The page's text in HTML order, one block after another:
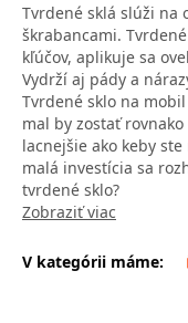
Tvrdené sklá slúži na
škrabancami.
kľúčov, aplikuje sa
Vydrží aj pády a
Tvrdené sklo na
mal by zostať
lacnejšie ako keby
malá investícia sa
tvrdené sklo?
Zobraziť viac
V kategórii máme: